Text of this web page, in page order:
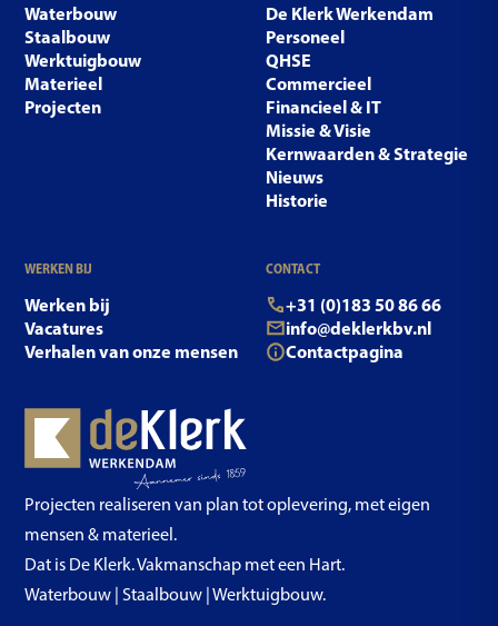
Projecten realiseren van plan tot oplevering, met eigen
mensen & materieel.
Dat is De Klerk. Vakmanschap met een Hart.
Waterbouw | Staalbouw | Werktuigbouw.
Waterbouw
Staalbouw
Werktuigbouw
Materieel
Projecten
De Klerk Werkendam
Personeel
QHSE
Commercieel
Financieel & IT
Missie & Visie
Kernwaarden & Strategie
Nieuws
Historie
WERKEN BIJ
Werken bij
Vacatures
Verhalen van onze mensen
CONTACT
+31 (0)183 50 86 66
info@deklerkbv.nl
Contactpagina